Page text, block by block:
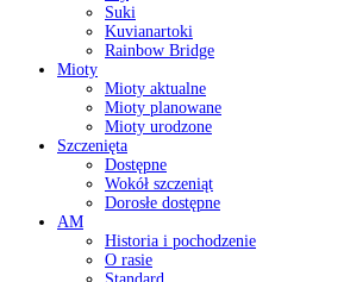
Suki
Kuvianartoki
Rainbow Bridge
Mioty
Mioty aktualne
Mioty planowane
Mioty urodzone
Szczenięta
Dostępne
Wokół szczeniąt
Dorosłe dostępne
AM
Historia i pochodzenie
O rasie